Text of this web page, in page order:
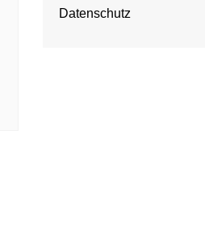
Datenschutz